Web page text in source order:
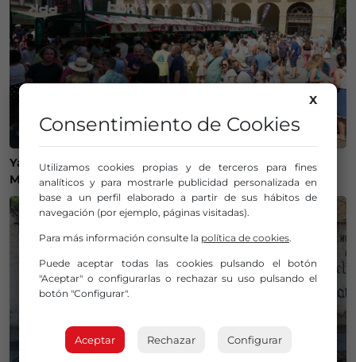
Ya tenemos plan para este lunes: «Nos vamos al
Mercado de San Lorenzo de Getxo»
X
Consentimiento de Cookies
Utilizamos cookies propias y de terceros para fines
analíticos y para mostrarle publicidad personalizada en
base a un perfil elaborado a partir de sus hábitos de
navegación (por ejemplo, páginas visitadas).
Para más información consulte la política de cookies.
Puede aceptar todas las cookies pulsando el botón
"Aceptar" o configurarlas o rechazar su uso pulsando el
botón "Configurar".
Aceptar Rechazar Configurar